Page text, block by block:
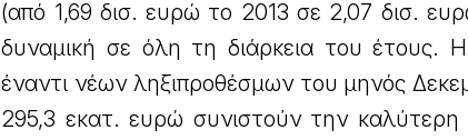
(από 1,69 δισ. ευρώ το 2013 σε 2,07 δισ.
δυναμική σε όλη τη διάρκεια του έτους. Η
έναντι νέων ληξιπροθέσμων του μηνός
295,3 εκατ. ευρώ συνιστούν την καλύτερη